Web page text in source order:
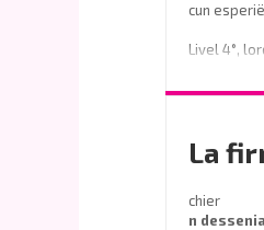
cun
Livel 4°,
Prëibel
o telefoné
La
chier
n